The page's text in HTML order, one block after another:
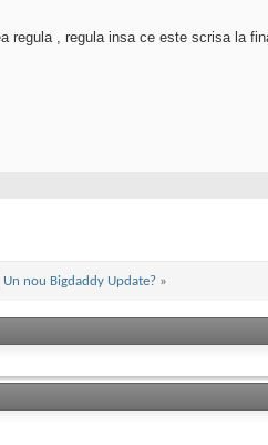
regula , regula insa ce este scrisa la
Un nou Bigdaddy Update? »